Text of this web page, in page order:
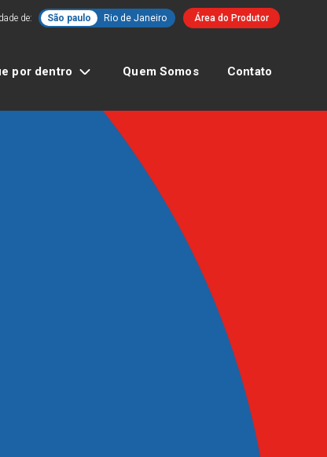
de: São paulo Rio de Janeiro Área do Produtor
por dentro Quem Somos Contato